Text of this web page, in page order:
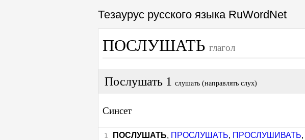
Тезаурус русского языка RuWordNet
ПОСЛУШАТЬ глагол
Послушать 1 слушать (направлять слух)
Синсет
ПОСЛУШАТЬ, ПРОСЛУШАТЬ, ПРОСЛУШИВАТЬ,